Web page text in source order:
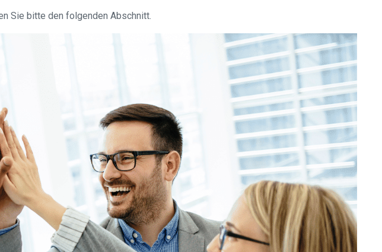
Sie bitte den folgenden Abschnitt.